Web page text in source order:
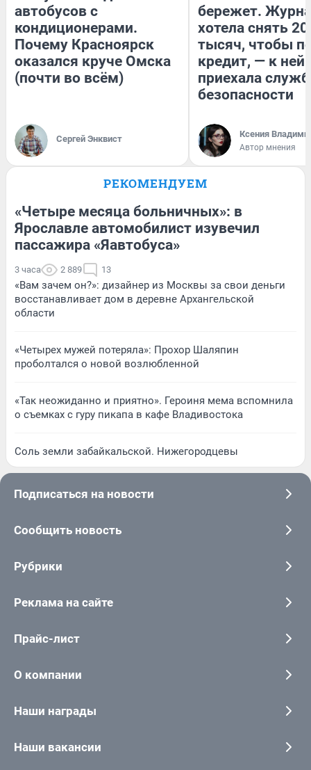
автобусов с
кондиционерами.
Почему Красноярск
оказался круче Омска
(почти во всём)
Сергей Энквист
бережет.
хотела снять
тысяч, чтобы
кредит, — к
приехала
безопасности
Ксения
Автор мнения
РЕКОМЕНДУЕМ
«Четыре месяца больничных»: в
Ярославле автомобилист изувечил
пассажира «Яавтобуса»
3 часа 2 889 13
«Вам зачем он?»: дизайнер из Москвы за свои деньги
восстанавливает дом в деревне Архангельской
области
«Четырех мужей потеряла»: Прохор Шаляпин
проболтался о новой возлюбленной
«Так неожиданно и приятно». Героиня мема вспомнила
о съемках с гуру пикапа в кафе Владивостока
Соль земли забайкальской. Нижегородцевы
Подписаться на новости
Сообщить новость
Рубрики
Реклама на сайте
Прайс-лист
О компании
Наши награды
Наши вакансии